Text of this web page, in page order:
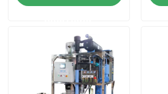
Μηχανή πάγου σωλήνων
Μεγάλη μηχανή πάγου κύβους